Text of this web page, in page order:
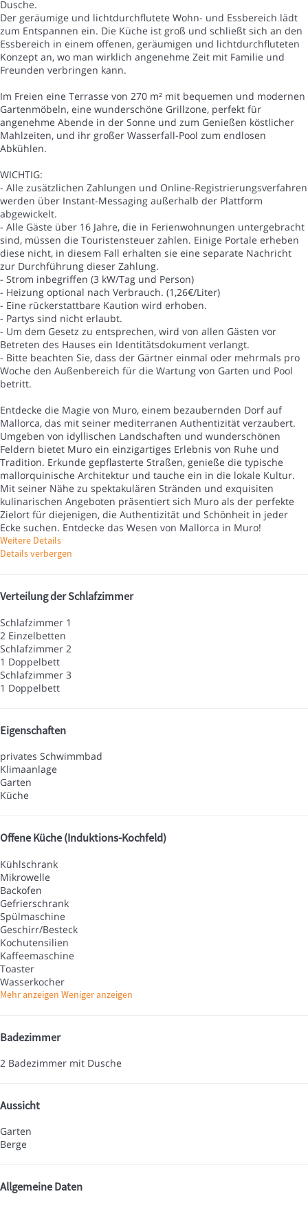
Dusche.
Der geräumige und lichtdurchflutete Wohn- und Essbereich lädt
zum Entspannen ein. Die Küche ist groß und schließt sich an den
Essbereich in einem offenen, geräumigen und lichtdurchfluteten
Konzept an, wo man wirklich angenehme Zeit mit Familie und
Freunden verbringen kann.
Im Freien eine Terrasse von 270 m² mit bequemen und modernen
Gartenmöbeln, eine wunderschöne Grillzone, perfekt für
angenehme Abende in der Sonne und zum Genießen köstlicher
Mahlzeiten, und ihr großer Wasserfall-Pool zum endlosen
Abkühlen.
WICHTIG:
- Alle zusätzlichen Zahlungen und Online-Registrierungsverfahren
werden über Instant-Messaging außerhalb der Plattform
abgewickelt.
- Alle Gäste über 16 Jahre, die in Ferienwohnungen untergebracht
sind, müssen die Touristensteuer zahlen. Einige Portale erheben
diese nicht, in diesem Fall erhalten sie eine separate Nachricht
zur Durchführung dieser Zahlung.
- Strom inbegriffen (3 kW/Tag und Person)
- Heizung optional nach Verbrauch. (1,26€/Liter)
- Eine rückerstattbare Kaution wird erhoben.
- Partys sind nicht erlaubt.
- Um dem Gesetz zu entsprechen, wird von allen Gästen vor
Betreten des Hauses ein Identitätsdokument verlangt.
- Bitte beachten Sie, dass der Gärtner einmal oder mehrmals pro
Woche den Außenbereich für die Wartung von Garten und Pool
betritt.
Entdecke die Magie von Muro, einem bezaubernden Dorf auf
Mallorca, das mit seiner mediterranen Authentizität verzaubert.
Umgeben von idyllischen Landschaften und wunderschönen
Feldern bietet Muro ein einzigartiges Erlebnis von Ruhe und
Tradition. Erkunde gepflasterte Straßen, genieße die typische
mallorquinische Architektur und tauche ein in die lokale Kultur.
Mit seiner Nähe zu spektakulären Stränden und exquisiten
kulinarischen Angeboten präsentiert sich Muro als der perfekte
Zielort für diejenigen, die Authentizität und Schönheit in jeder
Ecke suchen. Entdecke das Wesen von Mallorca in Muro!
Weitere Details
Details verbergen
Verteilung der Schlafzimmer
Schlafzimmer 1
2 Einzelbetten
Schlafzimmer 2
1 Doppelbett
Schlafzimmer 3
1 Doppelbett
Eigenschaften
privates Schwimmbad
Klimaanlage
Garten
Küche
Offene Küche (Induktions-Kochfeld)
Kühlschrank
Mikrowelle
Backofen
Gefrierschrank
Spülmaschine
Geschirr/Besteck
Kochutensilien
Kaffeemaschine
Toaster
Wasserkocher
Mehr anzeigen Weniger anzeigen
Badezimmer
2 Badezimmer mit Dusche
Aussicht
Garten
Berge
Allgemeine Daten